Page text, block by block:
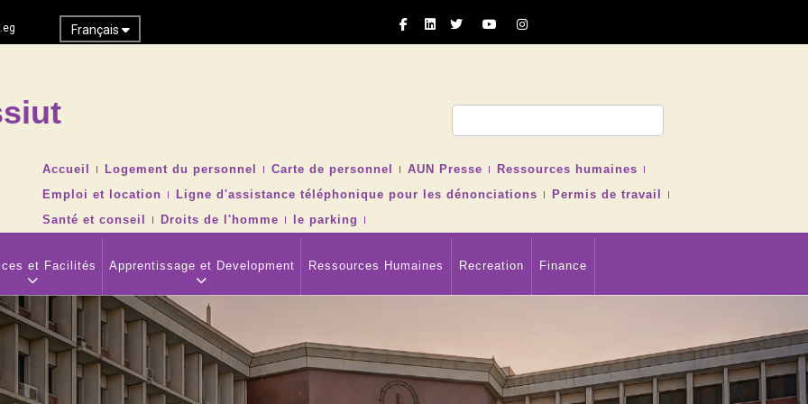
Français
TOP
NAVIGATION
MENU
Accueil Logement du personnel Carte de personnel AUN Presse
Ressources humaines
Emploi et location
Ligne d'assistance téléphonique pour les dénonciations
Permis de travail
Santé et conseil
Droits de l'homme le parking
et Facilités Apprentissage et Development Ressources Humaines Recreation Finance